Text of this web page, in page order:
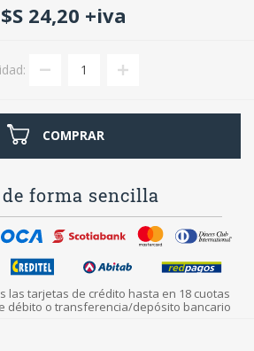
24,20 +iva
COMPRAR
de forma sencilla
las tarjetas de crédito hasta en 18 cuotas
débito o transferencia/depósito bancario